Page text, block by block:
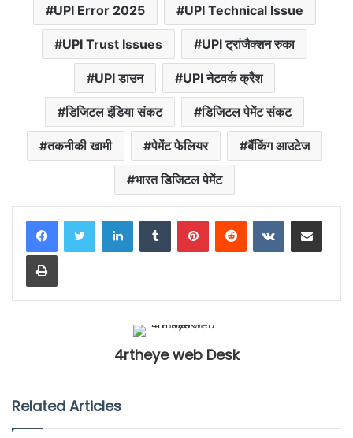
UPI Error 2025 UPI Technical Issue
UPI Trust Issues UPI ट्रांजैक्शन रुका
UPI डाउन UPI नेटवर्क क्रैश
डिजिटल इंडिया संकट डिजिटल पेमेंट संकट
तकनीकी खामी पेमेंट फेलियर बैंकिंग आउटेज
भारत डिजिटल पेमेंट
LinkedInTumblr PinterestReddit VKontakteShare via Email
Print
4rtheye web Desk
Related Articles